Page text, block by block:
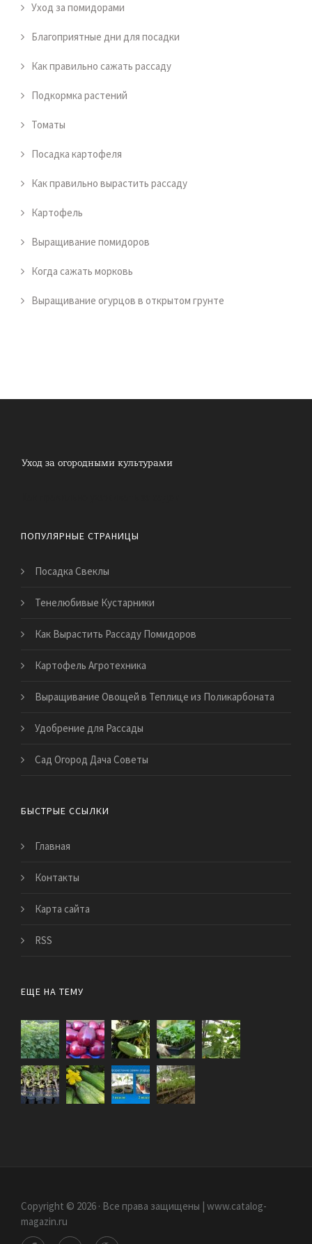
Уход за помидорами
Благоприятные дни для посадки
Как правильно сажать рассаду
Подкормка растений
Томаты
Посадка картофеля
Как правильно вырастить рассаду
Картофель
Выращивание помидоров
Когда сажать морковь
Выращивание огурцов в открытом грунте
ПОПУЛЯРНЫЕ СТРАНИЦЫ
Посадка Свеклы
Тенелюбивые Кустарники
Как Вырастить Рассаду Помидоров
Картофель Агротехника
Выращивание Овощей в Теплице из Поликарбоната
Удобрение для Рассады
Сад Огород Дача Советы
БЫСТРЫЕ ССЫЛКИ
Главная
Контакты
Карта сайта
RSS
ЕЩЕ НА ТЕМУ
Copyright © 2026 · Все права защищены | www.catalog-
magazin.ru